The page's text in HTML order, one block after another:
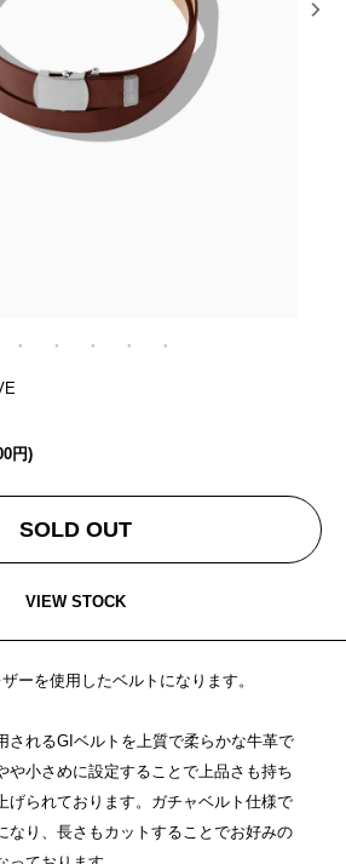
円)
SOLD OUT
VIEW STOCK
ーを使用したベルトになります。
されるGIベルトを上質で柔らかな牛革で
や小さめに設定することで上品さも持ち
げられております。ガチャベルト仕様で
なり、長さもカットすることでお好みの